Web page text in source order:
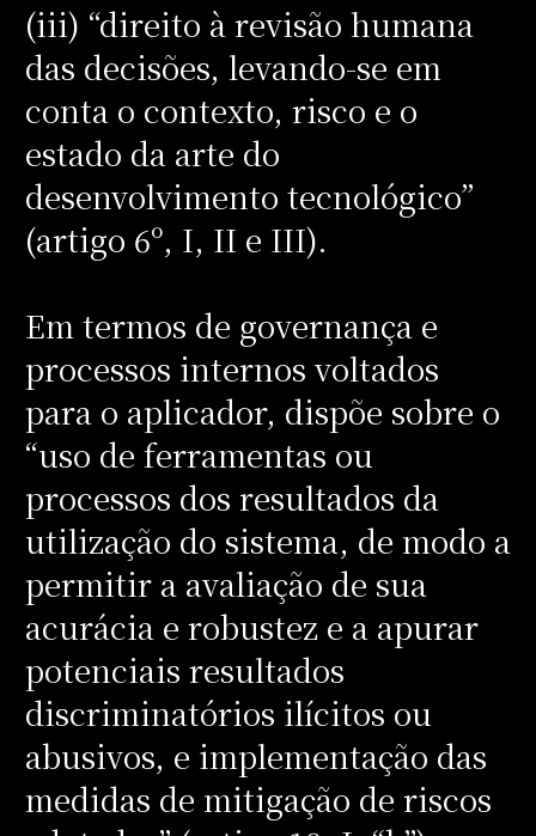
(iii) “direito à revisão humana
das decisões, levando-se em
conta o contexto, risco e o
estado da arte do
desenvolvimento tecnológico”
(artigo 6º, I, II e III).
Em termos de governança e
processos internos voltados
para o aplicador, dispõe sobre o
“uso de ferramentas ou
processos dos resultados da
utilização do sistema, de modo a
permitir a avaliação de sua
acurácia e robustez e a apurar
potenciais resultados
discriminatórios ilícitos ou
abusivos, e implementação das
medidas de mitigação de riscos